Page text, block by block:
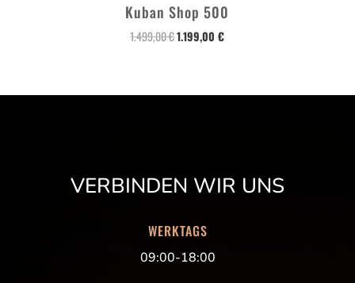
Kuban Shop 500
1.499,00€1.199,00€
VERBINDEN WIR UNS
WERKTAGS
09:00-18:00